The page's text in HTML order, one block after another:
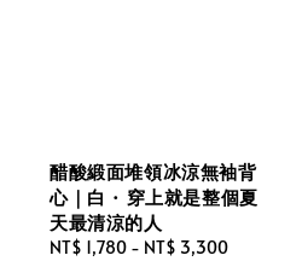
醋酸緞面堆領冰涼無袖背
心｜白 · 穿上就是整個夏
天最清涼的人
Regular
NT$ 1,780 - NT$ 3,300